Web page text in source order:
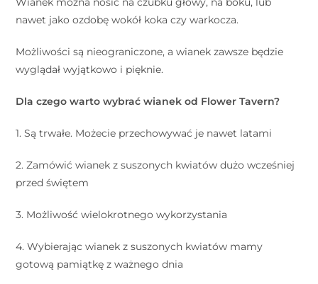
nawet jako ozdobę wokół koka czy warkocza.
Możliwości są nieograniczone, a wianek zawsze będzie
wyglądał wyjątkowo i pięknie.
Dla czego warto wybrać wianek od Flower Tavern?
1. Są trwałe. Możecie przechowywać je nawet latami
2. Zamówić wianek z suszonych kwiatów dużo wcześniej
przed świętem
3. Możliwość wielokrotnego wykorzystania
4. Wybierając wianek z suszonych kwiatów mamy
gotową pamiątkę z ważnego dnia